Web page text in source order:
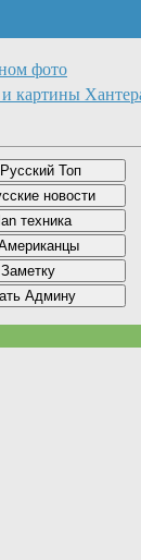
фото
картины